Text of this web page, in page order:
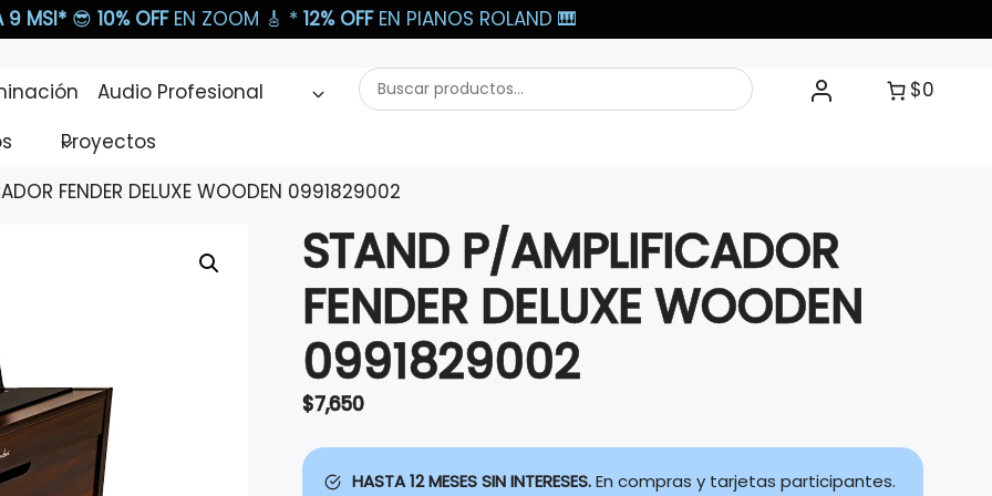
9 MSI* 😎 10% OFF EN ZOOM 🎸​ * 12% OFFEN PIANOS ROLAND 🎹​
Audio Profesional
Proyectos
Buscar
productos...
$0
FENDER DELUXE WOODEN 0991829002
STAND P/AMPLIFICADOR
FENDER DELUXE WOODEN
0991829002
$7,650
HASTA 12 MESES SIN INTERESES.En compras y tarjetas participantes.